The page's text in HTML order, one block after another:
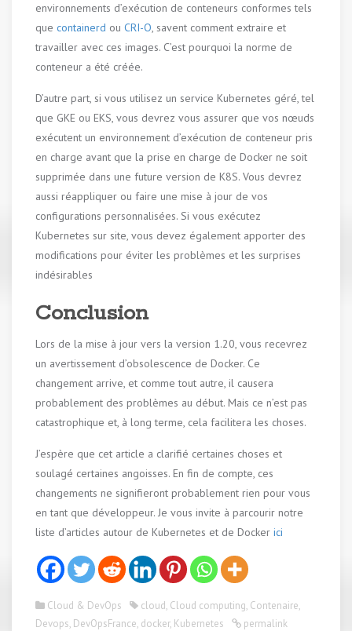
environnements d’exécution de conteneurs conformes tels
que containerd ou CRI-O, savent comment extraire et
travailler avec ces images. C’est pourquoi la norme de
conteneur a été créée.
D’autre part, si vous utilisez un service Kubernetes géré, tel
que GKE ou EKS, vous devrez vous assurer que vos nœuds
exécutent un environnement d’exécution de conteneur pris
en charge avant que la prise en charge de Docker ne soit
supprimée dans une future version de K8S. Vous devrez
aussi réappliquer ou faire une mise à jour de vos
configurations personnalisées. Si vous exécutez
Kubernetes sur site, vous devez également apporter des
modifications pour éviter les problèmes et les surprises
indésirables
Conclusion
Lors de la mise à jour vers la version 1.20, vous recevrez
un avertissement d’obsolescence de Docker. Ce
changement arrive, et comme tout autre, il causera
probablement des problèmes au début. Mais ce n’est pas
catastrophique et, à long terme, cela facilitera les choses.
J’espère que cet article a clarifié certaines choses et
soulagé certaines angoisses. En fin de compte, ces
changements ne signifieront probablement rien pour vous
en tant que développeur. Je vous invite à parcourir notre
liste d’articles autour de Kubernetes et de Docker ici
Cloud & DevOps cloud, Cloud computing, Contenaire,
Devops, DevOpsFrance, docker, Kubernetes permalink